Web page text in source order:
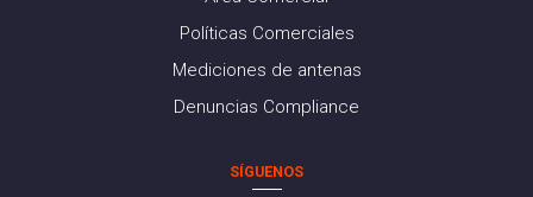
Políticas Comerciales
Mediciones de antenas
Denuncias Compliance
SÍGUENOS